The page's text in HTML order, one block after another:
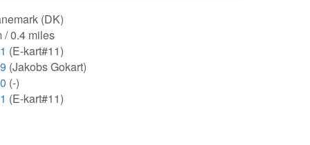
(DK)
/ 0.4 miles
(E-kart#11)
(Jakobs Gokart)
(-)
(E-kart#11)